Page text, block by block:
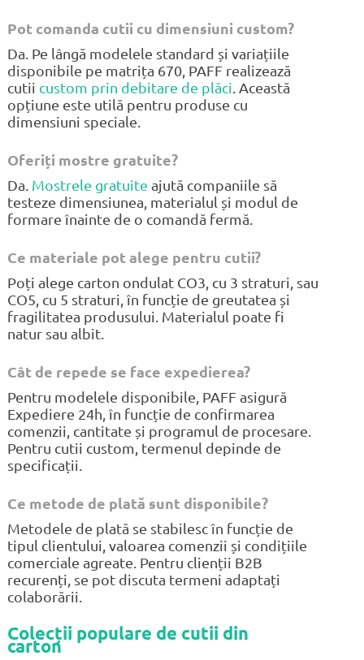
Pot comanda cutii cu dimensiuni custom?
Da. Pe lângă modelele standard și variațiile
disponibile pe matrița 670, PAFF realizează
cutii custom prin debitare de plăci. Această
opțiune este utilă pentru produse cu
dimensiuni speciale.
Oferiți mostre gratuite?
Da. Mostrele gratuite ajută companiile să
testeze dimensiunea, materialul și modul de
formare înainte de o comandă fermă.
Ce materiale pot alege pentru cutii?
Poți alege carton ondulat CO3, cu 3 straturi, sau
CO5, cu 5 straturi, în funcție de greutatea și
fragilitatea produsului. Materialul poate fi
natur sau albit.
Cât de repede se face expedierea?
Pentru modelele disponibile, PAFF asigură
Expediere 24h, în funcție de confirmarea
comenzii, cantitate și programul de procesare.
Pentru cutii custom, termenul depinde de
specificații.
Ce metode de plată sunt disponibile?
Metodele de plată se stabilesc în funcție de
tipul clientului, valoarea comenzii și condițiile
comerciale agreate. Pentru clienții B2B
recurenți, se pot discuta termeni adaptați
colaborării.
Colecții populare de cutii din
carton